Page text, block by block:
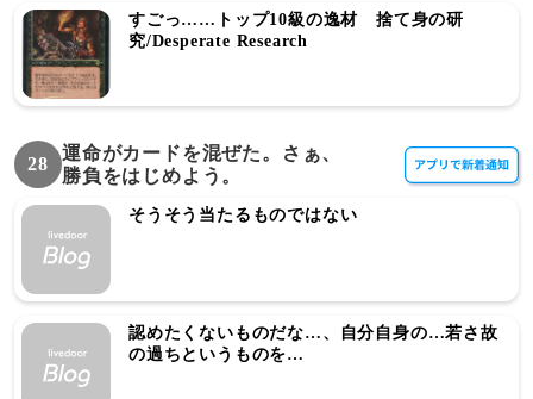
すごっ……トップ10級の逸材 捨て身の研
究/Desperate Research
28
運命がカードを混ぜた。さぁ、
勝負をはじめよう。
そうそう当たるものではない
認めたくないものだな…、自分自身の…若さ故
の過ちというものを…